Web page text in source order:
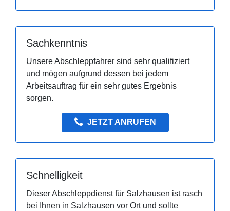
Sachkenntnis
Unsere Abschleppfahrer sind sehr qualifiziert
und mögen aufgrund dessen bei jedem
Arbeitsauftrag für ein sehr gutes Ergebnis
sorgen.
JETZT ANRUFEN
Schnelligkeit
Dieser Abschleppdienst für Salzhausen ist rasch
bei Ihnen in Salzhausen vor Ort und sollte